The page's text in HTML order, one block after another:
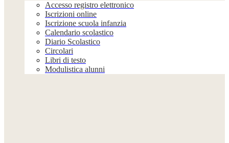
Accesso registro elettronico
Iscrizioni online
Iscrizione scuola infanzia
Calendario scolastico
Diario Scolastico
Circolari
Libri di testo
Modulistica alunni